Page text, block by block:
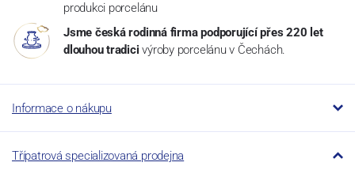
produkci porcelánu
Jsme česká rodinná firma podporující přes 220 let
dlouhou tradici výroby porcelánu v Čechách.
Informace o nákupu
Třípatrová specializovaná prodejna